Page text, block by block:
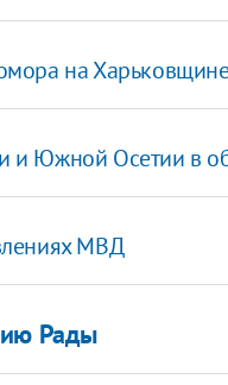
на
и Южной Осетии в
МВД
Рады